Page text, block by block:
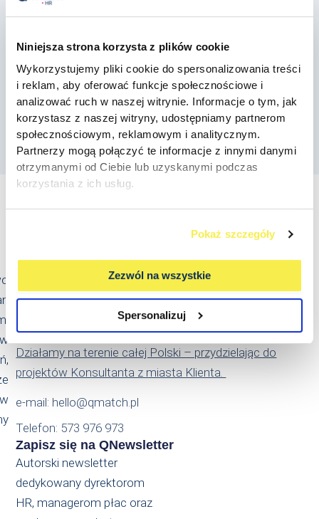
Niniejsza strona korzysta z plików cookie
Wykorzystujemy pliki cookie do spersonalizowania treści
i reklam, aby oferować funkcje społecznościowe i
analizować ruch w naszej witrynie. Informacje o tym, jak
korzystasz z naszej witryny, udostępniamy partnerom
społecznościowym, reklamowym i analitycznym.
Partnerzy mogą połączyć te informacje z innymi danymi
otrzymanymi od Ciebie lub uzyskanymi podczas
korzystania z ich usług.
Pokaż szczegóły
Zezwól na wszystkie
Spersonalizuj
2018 roku: klauzule podpisane, rejestr czynności
założony, szkolenie odhaczone. Od tego czasu
zmieniło […]
Qmatch Consulting Sp. z o.o.
Ul. Świeradowska 47
02-662 Warszawa
NIP: PL5214022869
Działamy na terenie całej Polski – przydzielając do
projektów Konsultanta z miasta Klienta.
e-mail: hello@qmatch.pl
Telefon: 573 976 973
Zapisz się na QNewsletter
Autorski newsletter
dedykowany dyrektorom
HR, managerom płac oraz